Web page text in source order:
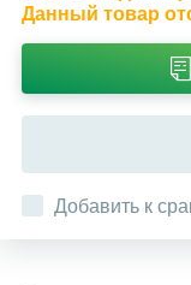
Данный товар
Добавить к